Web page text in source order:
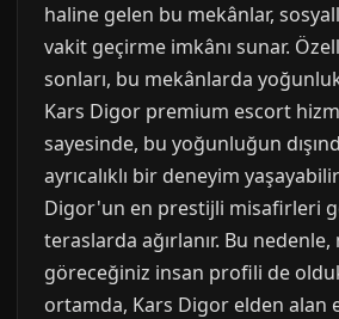
haline gelen bu mekânlar,
vakit geçirme imkânı sunar.
sonları, bu mekânlarda
Kars Digor premium escort
sayesinde, bu yoğunluğun
ayrıcalıklı bir deneyim
Digor'un en prestijli misafirleri
teraslarda ağırlanır. Bu
göreceğiniz insan profili de
ortamda, Kars Digor elden alan